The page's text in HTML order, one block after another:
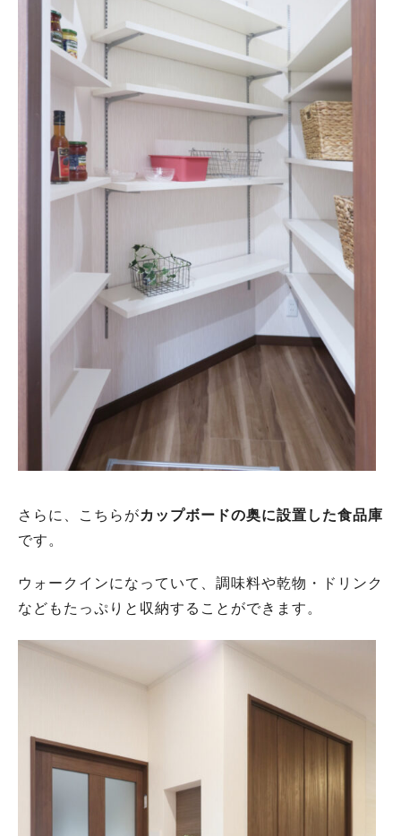
さらに、こちらがカップボードの奥に設置した食品庫
です。
ウォークインになっていて、調味料や乾物・ドリンク
などもたっぷりと収納することができます。